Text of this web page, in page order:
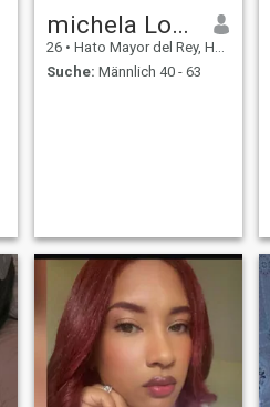
michela Louis
26 • Hato Mayor del Rey, Hato Mayor, Dom. Rep.
Suche: Männlich 40 - 63